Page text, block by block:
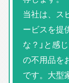
当社は、ス
ービスを提
な？」と感
の不用品を
です。大型